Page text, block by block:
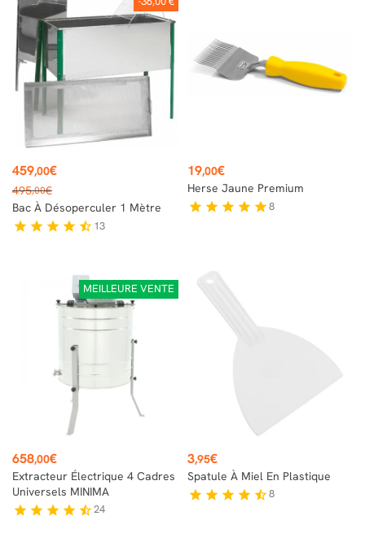
Prix
459,00€
Prix
de
base
495,00€
Bac À Désoperculer 1 Mètre
star star star star star_half 13
Prix
19,00€
Herse Jaune Premium
star star star star star8
MEILLEURE VENTE
Prix
658,00€
Extracteur Électrique 4 Cadres
Universels MINIMA
star star star star star_half24
Prix
3,95€
Spatule À Miel En Plastique
star star star star star_half8